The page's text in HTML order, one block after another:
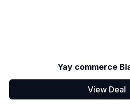
Yay commerce
View Deal